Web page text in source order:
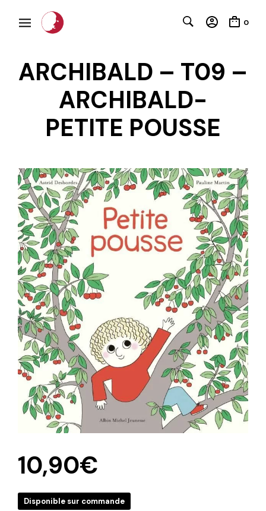
0
ARCHIBALD – T09 –
ARCHIBALD-
PETITE POUSSE
10,90€
Disponible sur commande